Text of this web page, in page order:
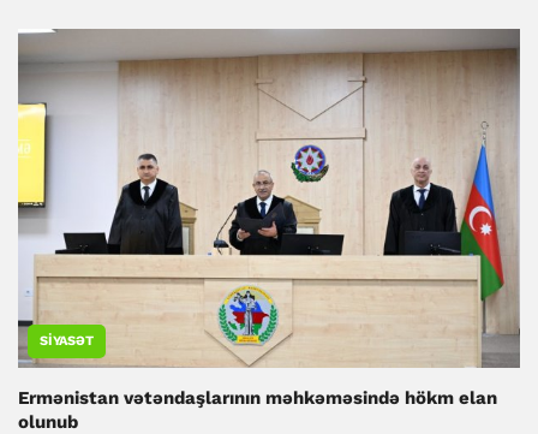
SIYASƏT
Ermənistan vətəndaşlarının məhkəməsində hökm elan
olunub